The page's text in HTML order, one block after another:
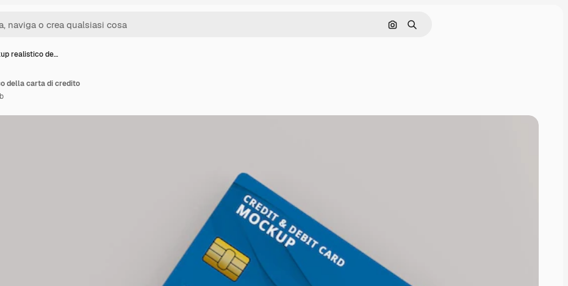
Cerca per immagine
Ricerca
realistico de…
della carta di credito